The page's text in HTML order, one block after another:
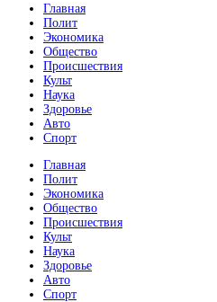
Главная
Полит
Экономика
Общество
Происшествия
Культ
Наука
Здоровье
Авто
Спорт
Главная
Полит
Экономика
Общество
Происшествия
Культ
Наука
Здоровье
Авто
Спорт